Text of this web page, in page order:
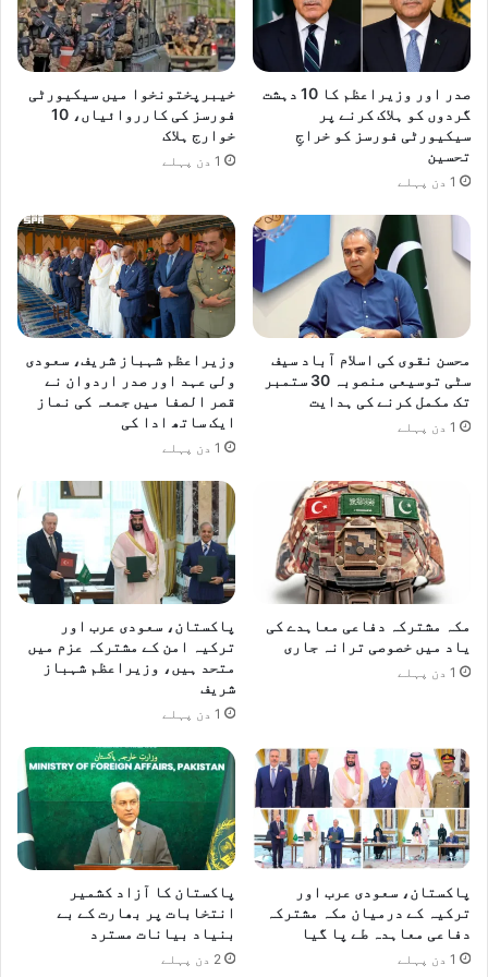
صدر اور وزیراعظم کا 10 دہشت
گردوں کو ہلاک کرنے پر
سیکیورٹی فورسز کو خراجِ
تحسین
1 دن پہلے
خیبرپختونخوا میں سیکیورٹی
فورسز کی کارروائیاں، 10
خوارج ہلاک
1 دن پہلے
محسن نقوی کی اسلام آباد سیف
سٹی توسیعی منصوبہ 30 ستمبر
تک مکمل کرنے کی ہدایت
1 دن پہلے
وزیراعظم شہباز شریف، سعودی
ولی عہد اور صدر اردوان نے
قصر الصفا میں جمعہ کی نماز
ایک ساتھ ادا کی
1 دن پہلے
مکہ مشترکہ دفاعی معاہدے کی
یاد میں خصوصی ترانہ جاری
1 دن پہلے
پاکستان، سعودی عرب اور
ترکیہ امن کے مشترکہ عزم میں
متحد ہیں، وزیراعظم شہباز
شریف
1 دن پہلے
پاکستان، سعودی عرب اور
ترکیہ کے درمیان مکہ مشترکہ
دفاعی معاہدہ طے پا گیا
1 دن پہلے
پاکستان کا آزاد کشمیر
انتخابات پر بھارت کے بے
بنیاد بیانات مسترد
2 دن پہلے